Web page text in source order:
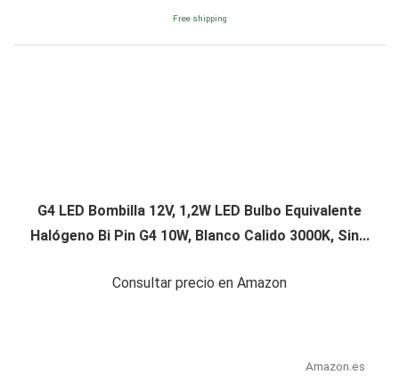
Free shipping
G4 LED Bombilla 12V, 1,2W LED Bulbo Equivalente
Halógeno Bi Pin G4 10W, Blanco Calido 3000K, Sin...
Consultar precio en Amazon
Amazon.es